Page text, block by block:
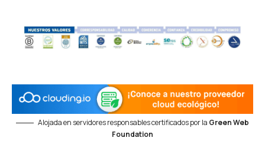
Alojada en servidores responsables certificados por la Green Web
Foundation